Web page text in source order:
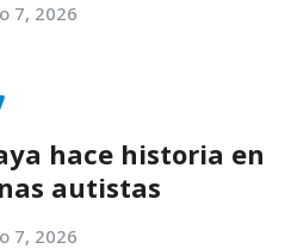
7, 2026
hace historia en
autistas
7, 2026